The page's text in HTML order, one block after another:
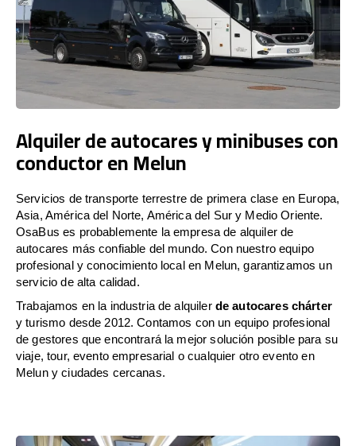
Alquiler de autocares y minibuses con
conductor en Melun
Servicios de transporte terrestre de primera clase en Europa,
Asia, América del Norte, América del Sur y Medio Oriente.
OsaBus es probablemente la empresa de alquiler de
autocares más confiable del mundo. Con nuestro equipo
profesional y conocimiento local en Melun, garantizamos un
servicio de alta calidad.
Trabajamos en la industria de alquiler de autocares chárter
y turismo desde 2012. Contamos con un equipo profesional
de gestores que encontrará la mejor solución posible para su
viaje, tour, evento empresarial o cualquier otro evento en
Melun y ciudades cercanas.